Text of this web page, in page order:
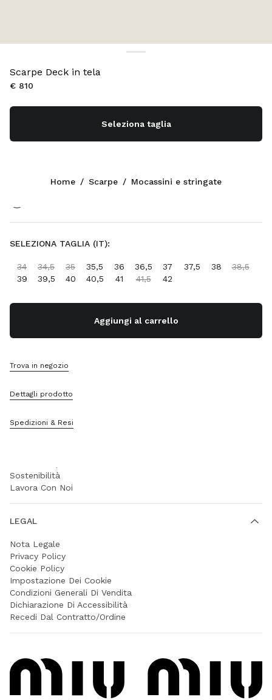
Scarpe Deck in tela
€ 810
Seleziona taglia
Ecru
SELEZIONA TAGLIA (IT):
34 34,5 35 35,5 36 36,5 37 37,5 38
38,5
39
39,5 40 40,5 41 41,5 42
Aggiungi al carrello
Trova in negozio
Dettagli prodotto
Spedizioni & Resi
Home / Scarpe / Mocassini e stringate
CONTATTI
+39 02 947 52 140
Scrivici Su Whatsapp
Trova Un Negozio
Servizi Miu Miu
FAQ
Sostenibilità
Lavora Con Noi
LEGAL
Nota Legale
Privacy Policy
Cookie Policy
Impostazione Dei Cookie
Condizioni Generali Di Vendita
Dichiarazione Di Accessibilità
Recedi Dal Contratto/Ordine